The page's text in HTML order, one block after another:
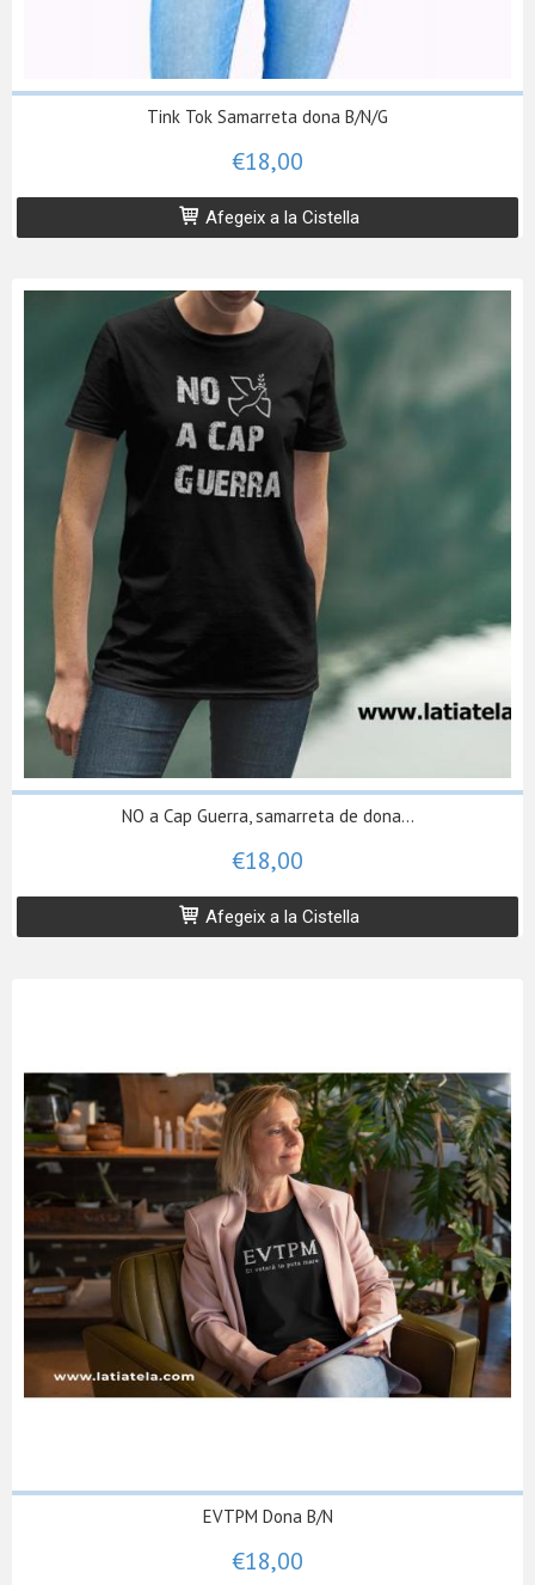
Tink Tok Samarreta dona B/N/G
€18,00
Afegeix a la Cistella
NO a Cap Guerra, samarreta de dona...
€18,00
Afegeix a la Cistella
EVTPM Dona B/N
€18,00